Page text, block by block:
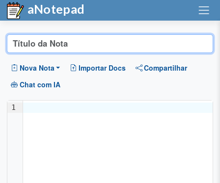
aNotepad
Nova Nota Importar Docs
Compartilhar
Chat com IA
1